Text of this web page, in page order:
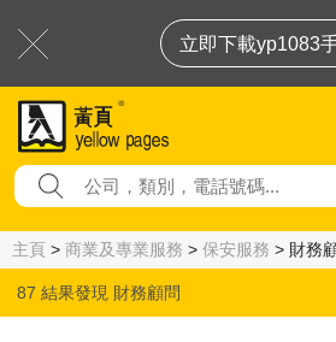
立即下載yp1083
主頁 > 商業及專業服務 > 保安服務 > 財務
87 結果發現 財務顧問